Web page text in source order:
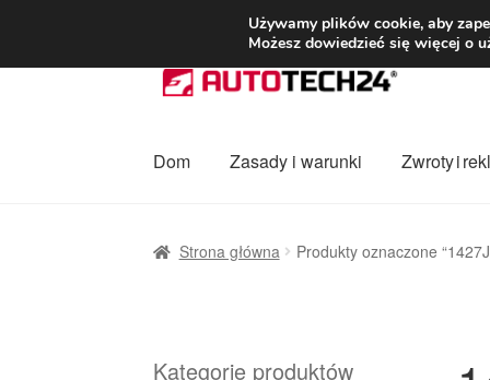
DOSTAWA od
Przejdź
do
Przejdź
do
Dom
Zasady i warunki Zwroty i
Strona główna Produkty oznaczone
Kategorie produktów
Używamy plików cookie, aby
Możesz dowiedzieć się więcej o